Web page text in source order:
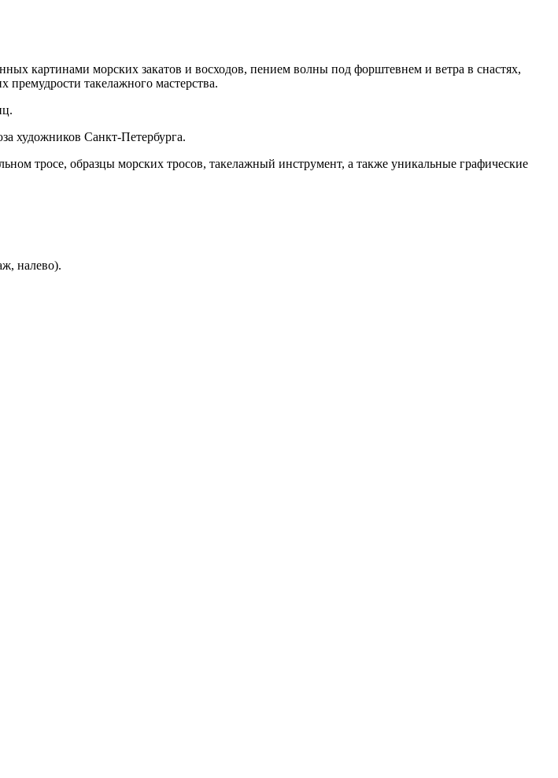
картинами морских закатов и восходов, пением волны под форштевнем и ветра в снастях,
такелажного мастерства.
художников Санкт-Петербурга.
тросе, образцы морских тросов, такелажный инструмент, а также уникальные графические
налево).